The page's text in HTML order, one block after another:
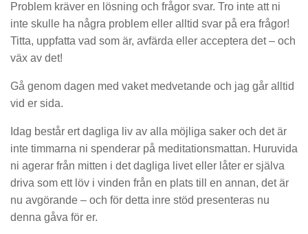
Problem kräver en lösning och frågor svar. Tro inte att ni
inte skulle ha några problem eller alltid svar på era frågor!
Titta, uppfatta vad som är, avfärda eller acceptera det – och
väx av det!
Gå genom dagen med vaket medvetande och jag går alltid
vid er sida.
Idag består ert dagliga liv av alla möjliga saker och det är
inte timmarna ni spenderar på meditationsmattan. Huruvida
ni agerar från mitten i det dagliga livet eller låter er själva
driva som ett löv i vinden från en plats till en annan, det är
nu avgörande – och för detta inre stöd presenteras nu
denna gåva för er.